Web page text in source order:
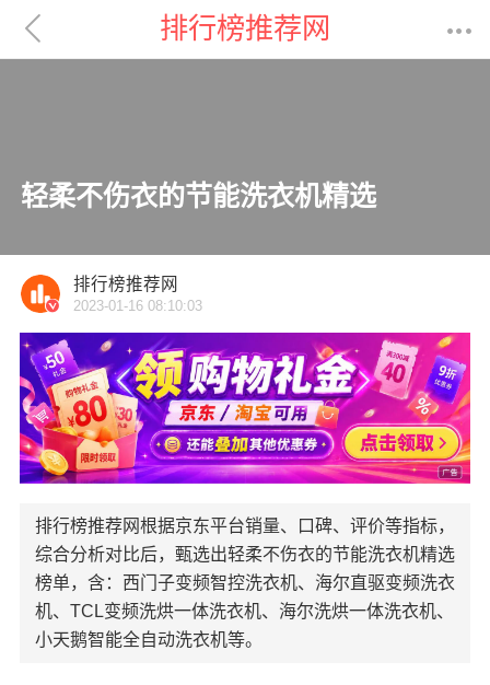
 排行榜推荐网 
轻柔不伤衣的节能洗衣机精选

排行榜推荐网
2023-01-16 08:10:03
排行榜推荐网根据京东平台销量、口碑、评价等指标，
综合分析对比后，甄选出轻柔不伤衣的节能洗衣机精选
榜单，含：西门子变频智控洗衣机、海尔直驱变频洗衣
机、TCL变频洗烘一体洗衣机、海尔洗烘一体洗衣机、
小天鹅智能全自动洗衣机等。